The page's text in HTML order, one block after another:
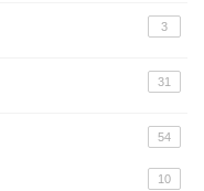
3
31
54
10